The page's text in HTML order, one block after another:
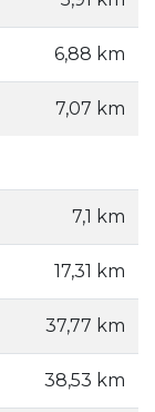
6,88 km
7,07 km
7,1 km
17,31 km
37,77 km
38,53 km